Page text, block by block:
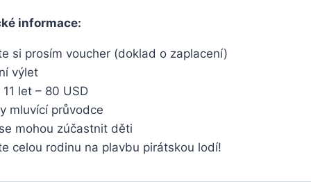
informace:
si prosím voucher (doklad o zaplacení)
výlet
let – 80 USD
mluvící průvodce
mohou zúčastnit děti
celou rodinu na plavbu pirátskou lodí!